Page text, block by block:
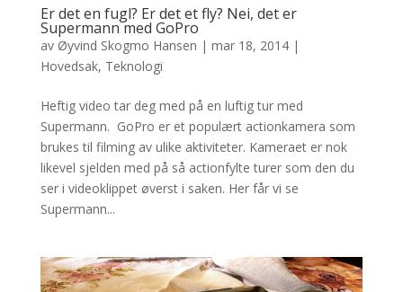
Er det en fugl? Er det et fly? Nei, det er
Supermann med GoPro
av Øyvind Skogmo Hansen | mar 18, 2014|
Hovedsak, Teknologi
Heftig video tar deg med på en luftig tur med
Supermann. GoPro er et populært actionkamera som
brukes til filming av ulike aktiviteter. Kameraet er nok
likevel sjelden med på så actionfylte turer som den du
ser i videoklippet øverst i saken. Her får vi se
Supermann...